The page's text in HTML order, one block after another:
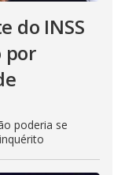
do INSS
por
poderia se